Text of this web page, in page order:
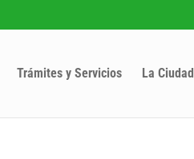
Trámites y Servicios La Ciudad